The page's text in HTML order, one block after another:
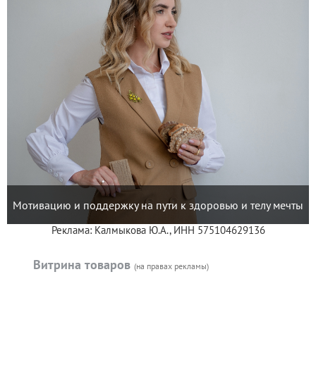
Мотивацию и поддержку на пути к здоровью и телу мечты
Реклама: Калмыкова Ю.А., ИНН 575104629136
Витрина товаров (на правах рекламы)